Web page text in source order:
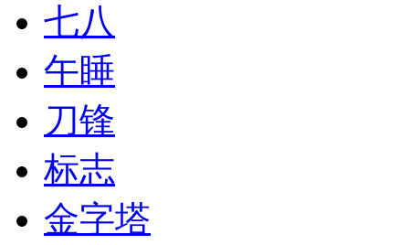
七八
午睡
刀锋
标志
金字塔